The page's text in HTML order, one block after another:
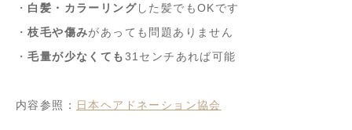
・ 白髪・カラーリングした髪でもOKです
・枝毛や傷みがあっても問題ありません
・毛量が少なくても31センチあれば可能
内容参照： 日本ヘアドネーション協会